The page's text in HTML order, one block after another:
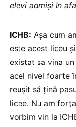
elevi admiși în
ICHB: Așa cum
este acest liceu
existat sa vina
acel nivel foarte
reușit să țină
licee. Nu am
vorbim vin la